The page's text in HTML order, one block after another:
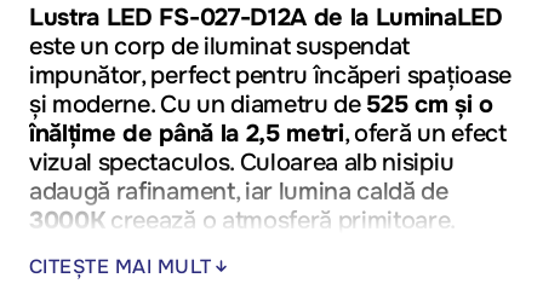
Lustra LED FS-027-D12A de la LuminaLED
este un corp de iluminat suspendat
impunător, perfect pentru încăperi spațioase
și moderne. Cu un diametru de 525 cm și o
înălțime de până la 2,5 metri, oferă un efect
vizual spectaculos. Culoarea alb nisipiu
adaugă rafinament, iar lumina caldă de
3000Kcreează o atmosferă primitoare.
CITEȘTE MAI MULT